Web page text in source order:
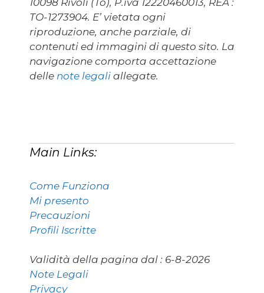
10098 Rivoli (To), P.iva 12220460013, REA :
TO-1273904. E’ vietata ogni
riproduzione, anche parziale, di
contenuti ed immagini di questo sito. La
navigazione comporta accettazione
delle note legali allegate.
Main Links:
Come Funziona
Mi presento
Precauzioni
Profili Iscritte
Validità della pagina dal : 6-8-2026
Note Legali
Privacy